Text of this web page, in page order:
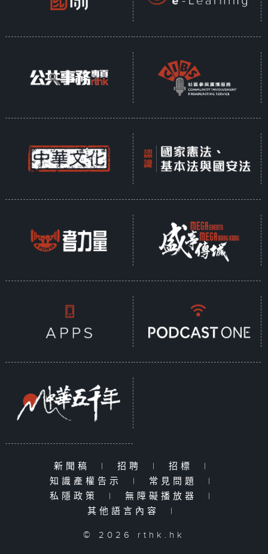
新聞稿 | 招聘 | 招標
|
知識產權告示
| 常見問題
|
私隱政策
| 無障礙播放器
|
其他語言內容
|
© 2026 rthk.hk